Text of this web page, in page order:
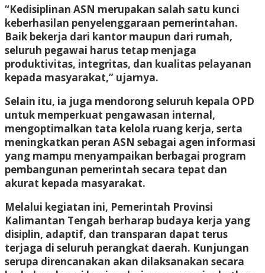
“Kedisiplinan ASN merupakan salah satu kunci
keberhasilan penyelenggaraan pemerintahan.
Baik bekerja dari kantor maupun dari rumah,
seluruh pegawai harus tetap menjaga
produktivitas, integritas, dan kualitas pelayanan
kepada masyarakat,” ujarnya.
Selain itu, ia juga mendorong seluruh kepala OPD
untuk memperkuat pengawasan internal,
mengoptimalkan tata kelola ruang kerja, serta
meningkatkan peran ASN sebagai agen informasi
yang mampu menyampaikan berbagai program
pembangunan pemerintah secara tepat dan
akurat kepada masyarakat.
Melalui kegiatan ini, Pemerintah Provinsi
Kalimantan Tengah berharap budaya kerja yang
disiplin, adaptif, dan transparan dapat terus
terjaga di seluruh perangkat daerah. Kunjungan
serupa direncanakan akan dilaksanakan secara